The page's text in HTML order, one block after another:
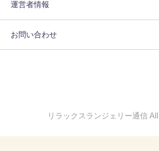
運営者情報
お問い合わせ
リラックスランジェリー通信 All